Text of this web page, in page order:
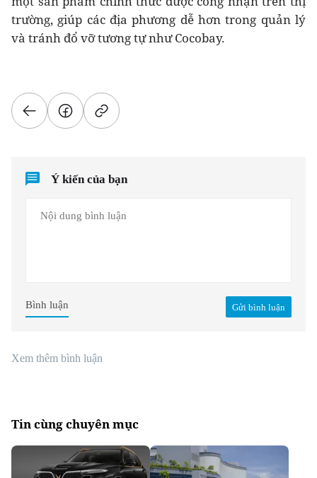
trường, giúp các địa phương dễ hơn trong quản lý
và tránh đổ vỡ tương tự như Cocobay.
Ý kiến của bạn
Gửi bình luận
Bình luận
Xem thêm bình luận
Tin cùng chuyên mục